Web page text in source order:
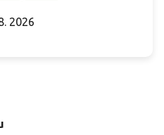
2026